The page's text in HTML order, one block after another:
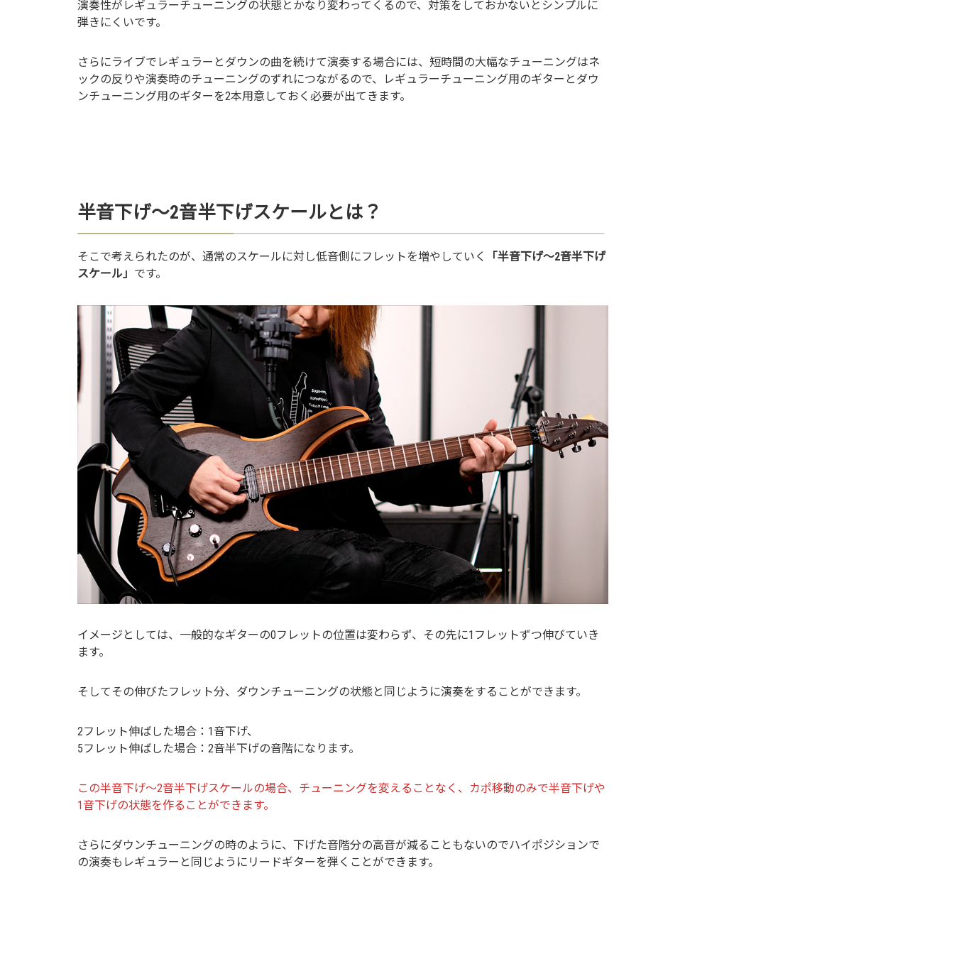
演奏性がレギュラーチューニングの状態とかなり変わってくるので、対策をしておかないとシンプルに
弾きにくいです。
さらにライブでレギュラーとダウンの曲を続けて演奏する場合には、短時間の大幅なチューニングはネ
ックの反りや演奏時のチューニングのずれにつながるので、レギュラーチューニング用のギターとダウ
ンチューニング用のギターを2本用意しておく必要が出てきます。
半音下げ～2音半下げスケールとは？
そこで考えられたのが、通常のスケールに対し低音側にフレットを増やしていく
「半音下げ～2音半下げ
スケール」 です。
イメージとしては、一般的なギターの0フレットの位置は変わらず、その先に1フレットずつ伸びていき
ます。
そしてその伸びたフレット分、ダウンチューニングの状態と同じように演奏をすることができます。
2フレット伸ばした場合：1音下げ、
5フレット伸ばした場合：2音半下げの音階になります。
この半音下げ～2音半下げスケールの場合、チューニングを変えることなく、カポ移動のみで半音下げや
1音下げの状態を作ることができます。
さらにダウンチューニングの時のように、下げた音階分の高音が減ることもないのでハイポジションで
の演奏もレギュラーと同じようにリードギターを弾くことができます。